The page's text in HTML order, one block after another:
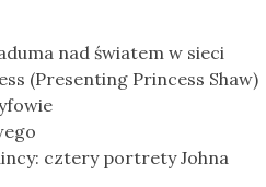
nad światem w sieci
(Presenting Princess Shaw)
cztery portrety Johna